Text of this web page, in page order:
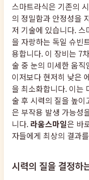
스마트라식은 기존의
의 정밀함과 안정성을
저 기술에 있습니다.
을 자랑하는 독일 슈빈
용합니다. 이 장비는 7
술 중 눈의 미세한 움
이저보다 현저히 낮은
을 최소화합니다. 이는
술 후 시력의 질을 높
은 부작용 발생 가능성
니다. 라움스마일은 바
자들에게 최상의 결과
시력의 질을 결정하